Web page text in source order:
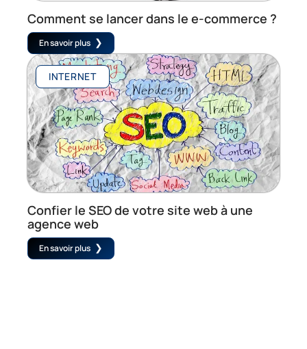
Comment se lancer dans le e-commerce ?
En savoir plus
INTERNET
Confier le SEO de votre site web à une
agence web
En savoir plus